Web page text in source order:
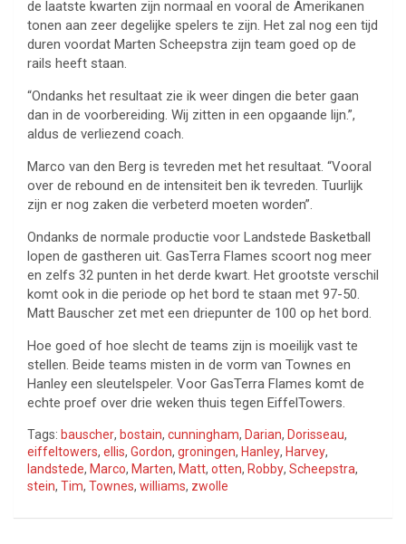
de laatste kwarten zijn normaal en vooral de Amerikanen
tonen aan zeer degelijke spelers te zijn. Het zal nog een tijd
duren voordat Marten Scheepstra zijn team goed op de
rails heeft staan.
“Ondanks het resultaat zie ik weer dingen die beter gaan
dan in de voorbereiding. Wij zitten in een opgaande lijn.”,
aldus de verliezend coach.
Marco van den Berg is tevreden met het resultaat. “Vooral
over de rebound en de intensiteit ben ik tevreden. Tuurlijk
zijn er nog zaken die verbeterd moeten worden”.
Ondanks de normale productie voor Landstede Basketball
lopen de gastheren uit. GasTerra Flames scoort nog meer
en zelfs 32 punten in het derde kwart. Het grootste verschil
komt ook in die periode op het bord te staan met 97-50.
Matt Bauscher zet met een driepunter de 100 op het bord.
Hoe goed of hoe slecht de teams zijn is moeilijk vast te
stellen. Beide teams misten in de vorm van Townes en
Hanley een sleutelspeler. Voor GasTerra Flames komt de
echte proef over drie weken thuis tegen EiffelTowers.
Tags: bauscher, bostain, cunningham, Darian, Dorisseau,
eiffeltowers, ellis, Gordon, groningen, Hanley, Harvey,
landstede, Marco, Marten, Matt, otten, Robby, Scheepstra,
stein, Tim, Townes, williams, zwolle